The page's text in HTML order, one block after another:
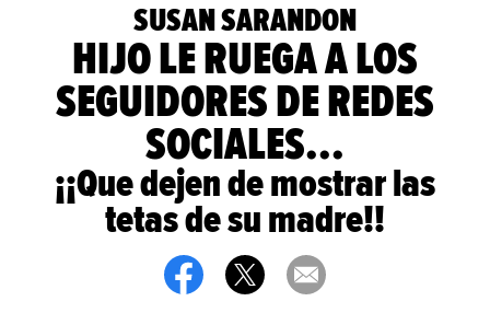
SUSAN SARANDON
HIJO LE RUEGA A LOS
SEGUIDORES DE REDES
SOCIALES...
¡¡Que dejen de mostrar las
tetas de su madre!!